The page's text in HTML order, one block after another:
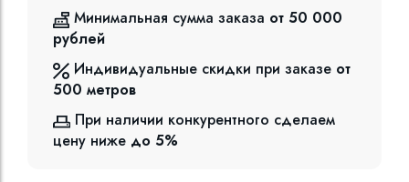
Минимальная сумма заказа от 50 000
рублей
Индивидуальные скидки при заказе от
500 метров
При наличии конкурентного сделаем
цену ниже до 5%